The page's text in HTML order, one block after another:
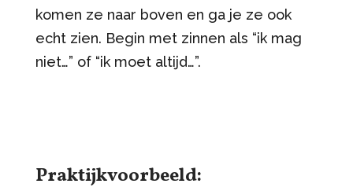
komen ze naar boven en ga je ze ook
echt zien. Begin met zinnen als “ik mag
niet…” of “ik moet altijd…”.
Praktijkvoorbeeld: